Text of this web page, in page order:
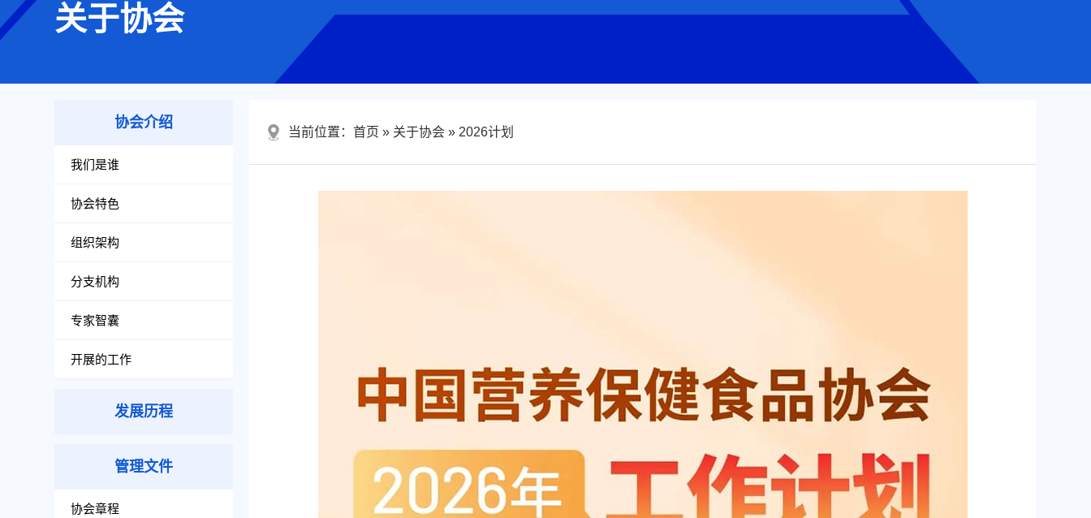
关于协会
协会介绍
我们是谁
协会特色
组织架构
分支机构
专家智囊
开展的工作
发展历程
管理文件
协会章程
当前位置：首页 关于协会 2026计划